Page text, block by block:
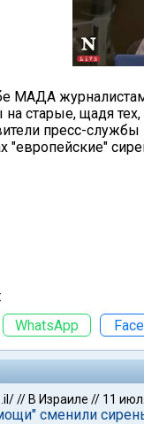
МАДА
старые, щадя
пресс-
"европейские"
WhatsApp
// В Израиле // 11
сменили